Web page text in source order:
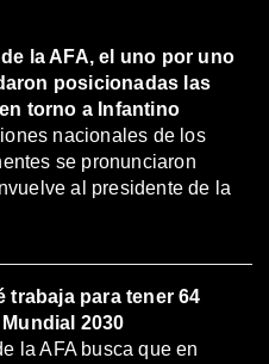
la AFA, el uno por uno
posicionadas las
torno a Infantino
nacionales de los
se pronunciaron
al presidente de la
trabaja para tener 64
2030
la AFA busca que en